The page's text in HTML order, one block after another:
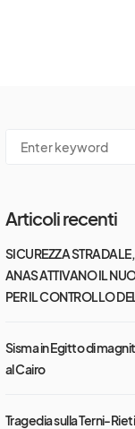
Articoli recenti
SICUREZZA
ANAS ATTIVANO IL
PER IL CONTROLLO
Sisma in Egitto di
al Cairo
Tragedia sulla Terni-